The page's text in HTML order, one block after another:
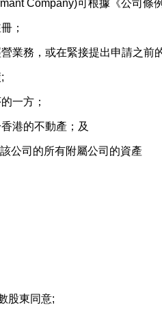
Company)可根據《公司條
；
業務，或在緊接提出申請之前
一方；
港的不動產；及
公司的所有附屬公司的資產
股東同意;